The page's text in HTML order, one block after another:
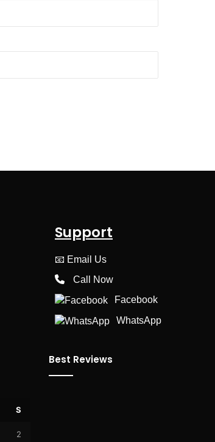
S
2
Support
📧 Email Us
Call Now
Facebook
WhatsApp
Best Reviews